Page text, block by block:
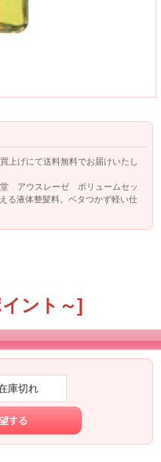
上げにて送料無料でお届けいたし
堂 アウスレーゼ ボリュームセッ
る液体整髪料。ベタつかず軽い仕
ント～]
庫切れ